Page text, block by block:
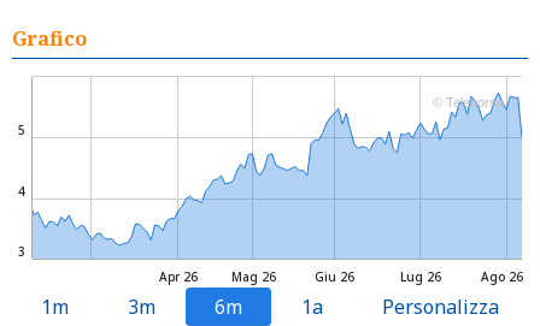
Grafico
Mag 26 Lug 26
Apr 26 Giu 26 Ago 26
3
4
5
© Teleborsa
1m 3m 6m 1a Personalizza